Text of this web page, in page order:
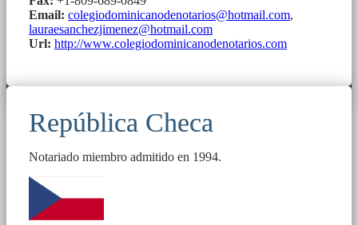
Email: colegiodominicanodenotarios@hotmail.com,
lauraesanchezjimenez@hotmail.com
Url: http://www.colegiodominicanodenotarios.com
República Checa
Notariado miembro admitido en 1994.